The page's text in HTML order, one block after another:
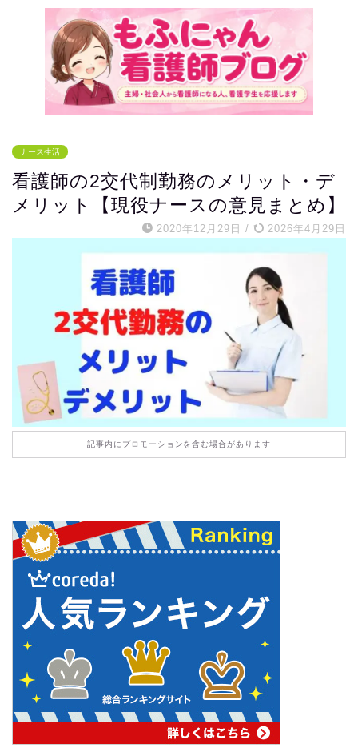
ナース生活
看護師の2交代制勤務のメリット・デ
メリット【現役ナースの意見まとめ】
2020年12月29日 / 2026年4月29日
記事内にプロモーションを含む場合があります